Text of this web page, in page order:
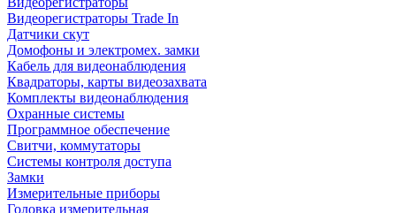
Видеорегистраторы Trade In
Датчики скут
Домофоны и электромех. замки
Кабель для видеонаблюдения
Квадраторы, карты видеозахвата
Комплекты видеонаблюдения
Охранные системы
Программное обеспечение
Свитчи, коммутаторы
Системы контроля доступа
Замки
Измерительные приборы
Головка измерительная